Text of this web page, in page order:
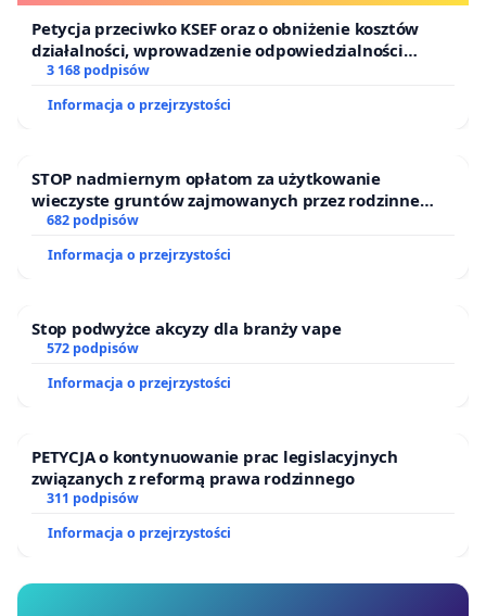
Petycja przeciwko KSEF oraz o obniżenie kosztów
działalności, wprowadzenie odpowiedzialności
finansowej kluczowych urzędników i sędziów
3 168 podpisów
Informacja o przejrzystości
STOP nadmiernym opłatom za użytkowanie
wieczyste gruntów zajmowanych przez rodzinne
ogrody działkowe.
682 podpisów
Informacja o przejrzystości
Stop podwyżce akcyzy dla branży vape
572 podpisów
Informacja o przejrzystości
PETYCJA o kontynuowanie prac legislacyjnych
związanych z reformą prawa rodzinnego
311 podpisów
Informacja o przejrzystości